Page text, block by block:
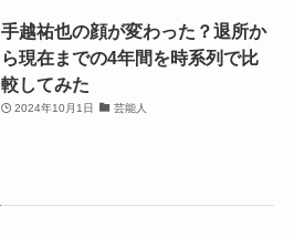
手越祐也の顔が変わった？退所か
ら現在までの4年間を時系列で比
較してみた
2024年10月1日 芸能人